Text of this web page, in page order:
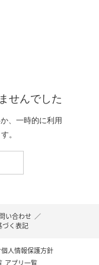
せんでした
、一時的に利用
。
い合わせ ／
づく表記
人情報保護方針
アプリ一覧